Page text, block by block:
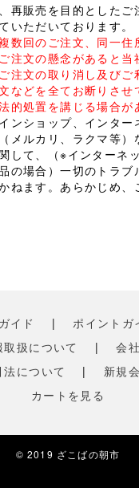
再販売を目的としたご
いただいております。
数回のご注文、同一住
注文の懸念があると当
注文の取り消し及びご
などを全てお断りさせ
的処置を講じる場合が
ンショップ、インター
メルカリ、ラクマ等）
して、（※インターネ
の場合）一切のトラブ
ねます。あらかじめ、
イド | ポイントガ
扱について
| 会
について
| 新規
カートを見る
© 2019 ざこばの朝市